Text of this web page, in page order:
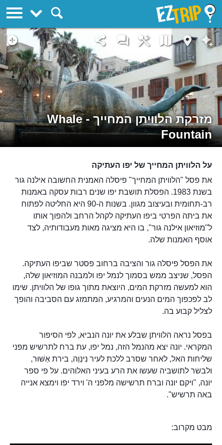
מזרקת הלוויתן המחייך - Whale
Fountain
על הלוויתן המחייך של יפו העתיקה
את פסל "הלוויתן המחייך" פיסלה האמנית החשובה אילנה גור
בשנת 1983. הפסלת תושבת יפו שנים רבות עסקה באמנות
רב-תחומית ובעיצוב מגוון. בשנות ה-90 היא החליטה לפתוח
את ביתה הפרטי ביפו העתיקה לקהל הרחב ולהפוך אותו
ל"מוזיאון אילנה גור", בו היא מציגה מאות מעבודותיה, לצד
אוסף האמנות שלה.
את הפסל פיסלה גור והציבה ברחוב פסטר שביפו העתיקה.
הפסל, שניצב ממש בסמוך לנמל יפו ולמבנה המוזיאון שלה,
הוא למעשה מזרקת המים, היוצאת מתוך גופו של הלוויתן. שימו
לב לפכפוך המים הנעים והמרגיע, המתמזג עם הסביבה והופך
לצליל קבוע בה.
בפסל נראה הלוויתן שבלע את יונה הנביא, לפי הסיפור
המקראי. יונה יצא מהנמל הזה, נמל יפו, עת ברח לתרשיש מפני
שליחות האל, לאחר שסרב ללכת לעיר נִינְוֵה, בירת אַשּׁוּר,
ולבשר לתושביה שעשו את הרע בעיני האלוהים. על פי ספר
יונה, "ויקם יונה וברח תרשישה מלפני ה' וירד יפו וימצא אנייה
באה תרשיש".
מבט מקרוב:
EZTrip